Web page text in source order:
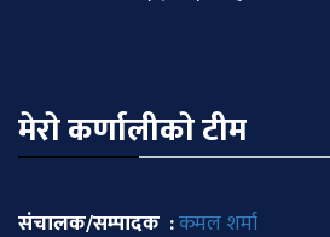
मेराे कर्णालीकाे टीम
संचालक/सम्पादक :कमल शर्मा